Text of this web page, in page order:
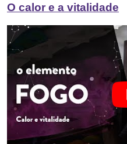
O calor e a vitalidade